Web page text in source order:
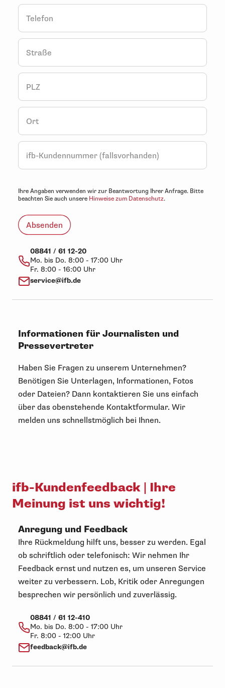
Telefon
Straße
PLZ
Ort
ifb-Kundennummer (fallsvorhanden)
Ihre Angaben verwenden wir zur Beantwortung Ihrer Anfrage. Bitte
beachten Sie auch unsere Hinweise zum Datenschutz.
Absenden
08841 / 61 12-20
Mo. bis Do. 8:00 - 17:00 Uhr
Fr. 8:00 - 16:00 Uhr
service@ifb.de
Informationen für Journalisten und
Pressevertreter
Haben Sie Fragen zu unserem Unternehmen?
Benötigen Sie Unterlagen, Informationen, Fotos
oder Dateien? Dann kontaktieren Sie uns einfach
über das obenstehende Kontaktformular. Wir
melden uns schnellstmöglich bei Ihnen.
ifb-Kundenfeedback | Ihre
Meinung ist uns wichtig!
Anregung und Feedback
Ihre Rückmeldung hilft uns, besser zu werden. Egal
ob schriftlich oder telefonisch: Wir nehmen Ihr
Feedback ernst und nutzen es, um unseren Service
weiter zu verbessern. Lob, Kritik oder Anregungen
besprechen wir persönlich und zuverlässig.
08841 / 61 12-410
Mo. bis Do. 8:00 - 17:00 Uhr
Fr. 8:00 - 12:00 Uhr
feedback@ifb.de